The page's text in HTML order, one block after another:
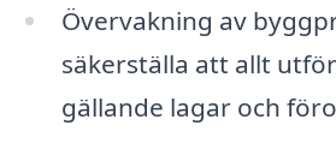
Övervakning av
säkerställa att allt
gällande lagar och